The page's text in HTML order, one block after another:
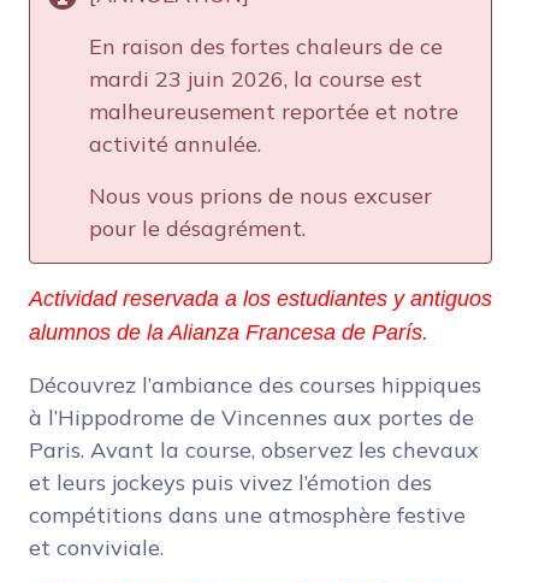
En raison des fortes chaleurs de ce
mardi 23 juin 2026, la course est
malheureusement reportée et notre
activité annulée.
Nous vous prions de nous excuser
pour le désagrément.
Actividad reservada a los estudiantes y antiguos
alumnos de la Alianza Francesa de París.
Découvrez l’ambiance des courses hippiques
à l’Hippodrome de Vincennes aux portes de
Paris. Avant la course, observez les chevaux
et leurs jockeys puis vivez l’émotion des
compétitions dans une atmosphère festive
et conviviale.